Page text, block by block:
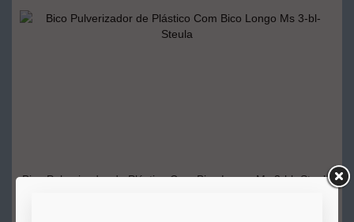
Bico Pulverizador de Plástico Com Bico Longo Ms 3-bl- Steula